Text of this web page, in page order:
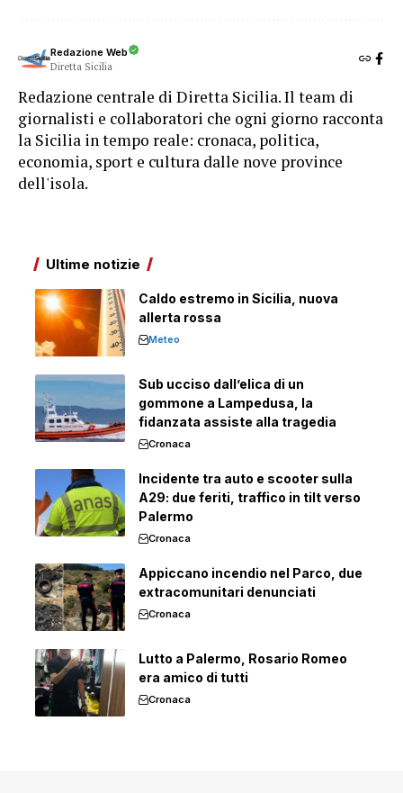
Redazione Web
Diretta Sicilia
Redazione centrale di Diretta Sicilia. Il team di
giornalisti e collaboratori che ogni giorno racconta
la Sicilia in tempo reale: cronaca, politica,
economia, sport e cultura dalle nove province
dell'isola.
Ultime notizie
Caldo estremo in Sicilia, nuova
allerta rossa
Meteo
Sub ucciso dall’elica di un
gommone a Lampedusa, la
fidanzata assiste alla tragedia
Cronaca
Incidente tra auto e scooter sulla
A29: due feriti, traffico in tilt verso
Palermo
Cronaca
Appiccano incendio nel Parco, due
extracomunitari denunciati
Cronaca
Lutto a Palermo, Rosario Romeo
era amico di tutti
Cronaca